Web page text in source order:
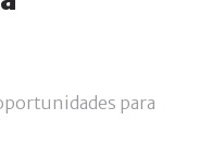
para